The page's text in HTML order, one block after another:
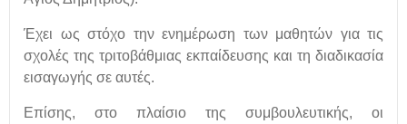
Έχει ως στόχο την ενημέρωση των μαθητών για τις
σχολές της τριτοβάθμιας εκπαίδευσης και τη διαδικασία
εισαγωγής σε αυτές.
Επίσης, στο πλαίσιο της συμβουλευτικής, οι